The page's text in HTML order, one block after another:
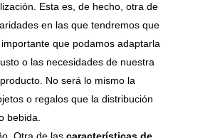
Esta es, de hecho, otra de
en las que tendremos que
que podamos adaptarla
o las necesidades de nuestra
No será lo mismo la
o regalos que la distribución
bebida.